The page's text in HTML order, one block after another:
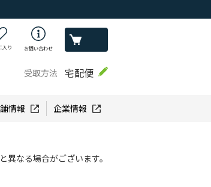
入り お問い合わせ
受取方法 宅配便
情報 企業情報
なる場合がございます。